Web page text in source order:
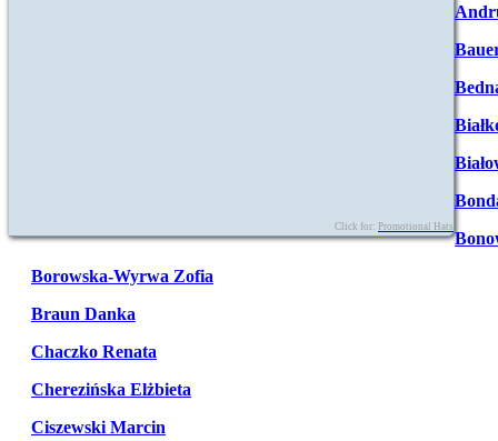
Click for: Promotional Hats
Borowska-Wyrwa Zofia
Braun Danka
Chaczko Renata
Cherezińska Elżbieta
Ciszewski Marcin